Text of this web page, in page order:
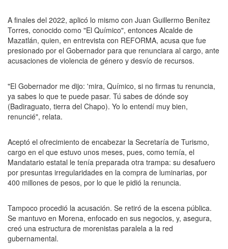
A finales del 2022, aplicó lo mismo con Juan Guillermo Benítez
Torres, conocido como "El Químico", entonces Alcalde de
Mazatlán, quien, en entrevista con REFORMA, acusa que fue
presionado por el Gobernador para que renunciara al cargo, ante
acusaciones de violencia de género y desvío de recursos.
"El Gobernador me dijo: 'mira, Químico, si no firmas tu renuncia,
ya sabes lo que te puede pasar. Tú sabes de dónde soy
(Badiraguato, tierra del Chapo). Yo lo entendí muy bien,
renuncié", relata.
Aceptó el ofrecimiento de encabezar la Secretaría de Turismo,
cargo en el que estuvo unos meses, pues, como temía, el
Mandatario estatal le tenía preparada otra trampa: su desafuero
por presuntas irregularidades en la compra de luminarias, por
400 millones de pesos, por lo que le pidió la renuncia.
Tampoco procedió la acusación. Se retiró de la escena pública.
Se mantuvo en Morena, enfocado en sus negocios, y, asegura,
creó una estructura de morenistas paralela a la red
gubernamental.